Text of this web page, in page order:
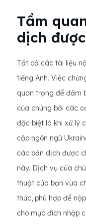
Tầm
dịch
Tất cả các tài liệu
tiếng Anh. Việc
quan trọng để đảm
của chúng bởi các
đặc biệt là khi xử lý
cặp ngôn ngữ
các bản dịch được
này. Dịch vụ của
thuật của bạn vừa
thức, phù hợp để
cho mục đích nhập